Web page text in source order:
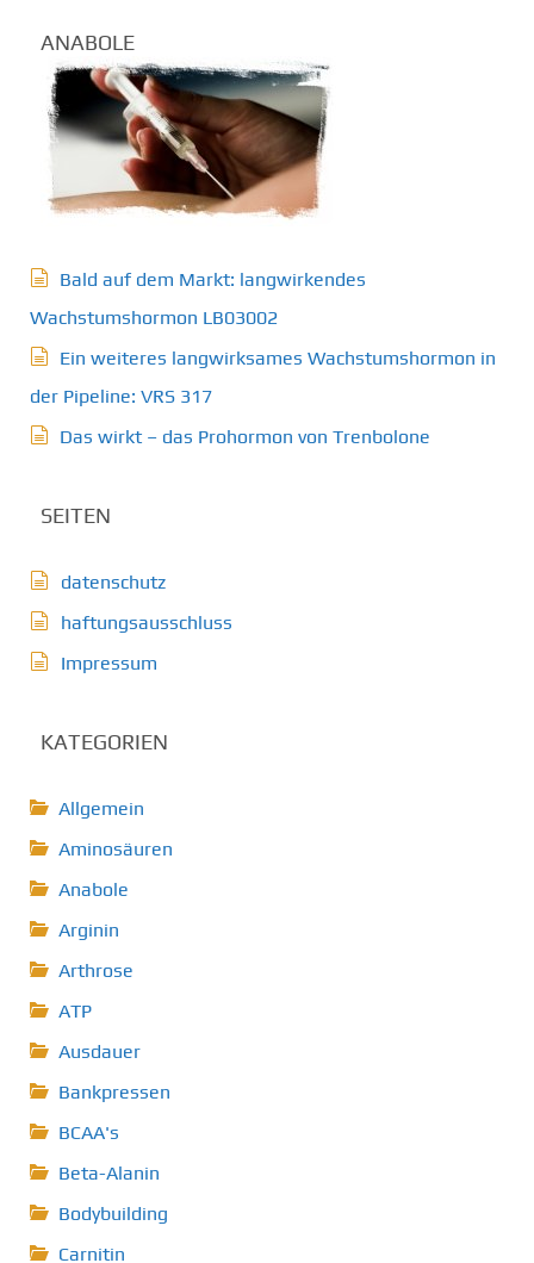
ANABOLE
Bald auf dem Markt: langwirkendes
Wachstumshormon LB03002
Ein weiteres langwirksames Wachstumshormon in
der Pipeline: VRS 317
Das wirkt – das Prohormon von Trenbolone
SEITEN
datenschutz
haftungsausschluss
Impressum
KATEGORIEN
Allgemein
Aminosäuren
Anabole
Arginin
Arthrose
ATP
Ausdauer
Bankpressen
BCAA's
Beta-Alanin
Bodybuilding
Carnitin